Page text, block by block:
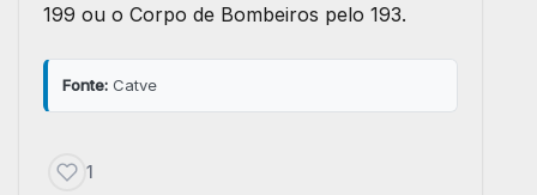
199 ou o Corpo de Bombeiros pelo 193.
Fonte: Catve
1